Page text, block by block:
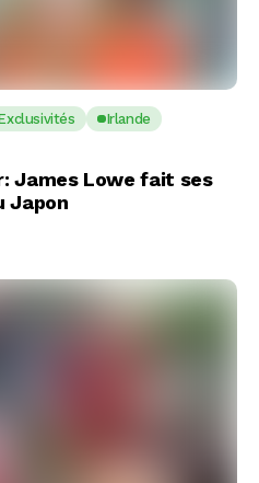
Irlande
James Lowe fait ses
Japon